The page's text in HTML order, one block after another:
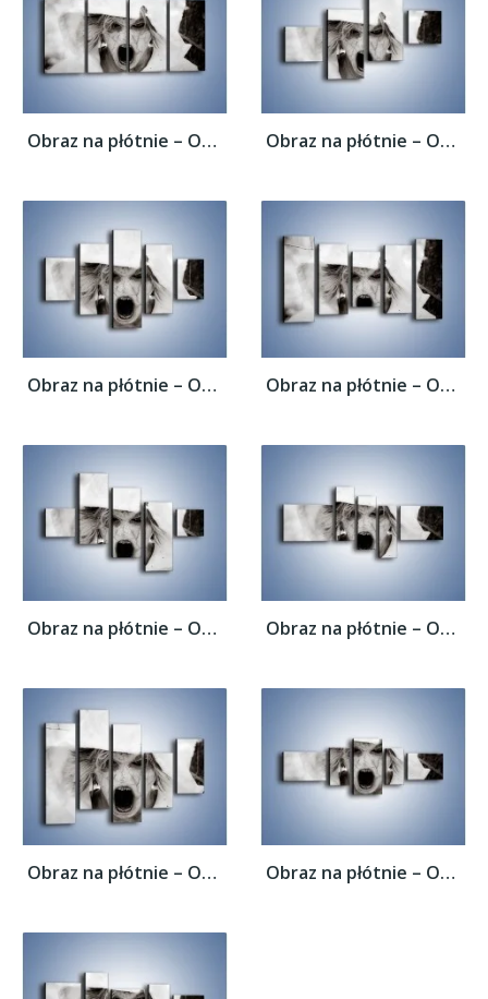
Obraz na płótnie – Okropność i strach –... Obraz na płótnie – Okropność i strach –...
Obraz na płótnie – Okropność i strach –... Obraz na płótnie – Okropność i strach –...
Obraz na płótnie – Okropność i strach –... Obraz na płótnie – Okropność i strach –...
Obraz na płótnie – Okropność i strach –... Obraz na płótnie – Okropność i strach –...